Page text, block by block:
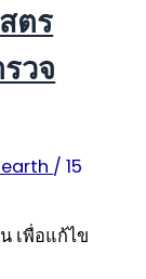
ตร
วจ
/15
เพื่อแก้ไข